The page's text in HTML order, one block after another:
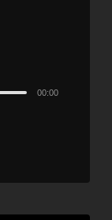
00:00